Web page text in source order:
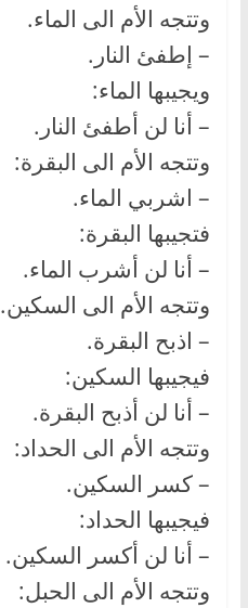
وتتجه الأم الى الماء.
– إطفئ النار.
ويجيبها الماء:
– أنا لن أطفئ النار.
وتتجه الأم الى البقرة:
– اشربي الماء.
فتجيبها البقرة:
– أنا لن أشرب الماء.
وتتجه الأم الى السكين.
– اذبح البقرة.
فيجيبها السكين:
– أنا لن أذبح البقرة.
وتتجه الأم الى الحداد:
– كسر السكين.
فيجيبها الحداد:
– أنا لن أكسر السكين.
وتتجه الأم الى الحبل: